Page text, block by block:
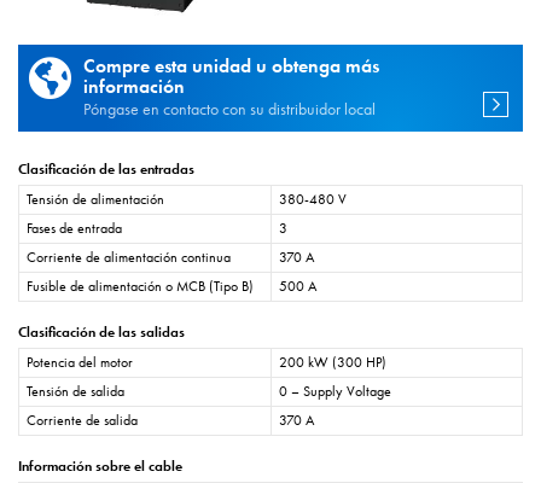
Compre esta unidad u obtenga más
información
Póngase en contacto con su distribuidor local
Clasificación de las entradas
Tensión de alimentación
380-480 V
Fases de entrada
3
Corriente de alimentación continua
370 A
Fusible de alimentación o MCB (Tipo B)
500 A
Clasificación de las salidas
Potencia del motor
200 kW (300 HP)
Tensión de salida
0 – Supply Voltage
Corriente de salida
370 A
Información sobre el cable